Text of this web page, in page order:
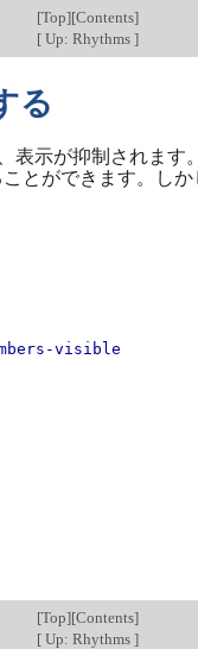
[Top][Contents]
[Up: Rhythms ]
る
表示が抑制されます。
とができます。し
visible
[Top][Contents]
[Up: Rhythms ]